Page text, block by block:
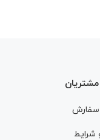
سفارش
شرایط